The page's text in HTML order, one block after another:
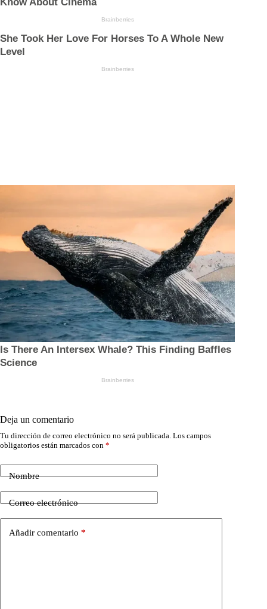
Deja un comentario
Tu dirección de correo electrónico no será publicada. Los campos
obligatorios están marcados con *
Nombre
Correo electrónico
Añadir comentario *